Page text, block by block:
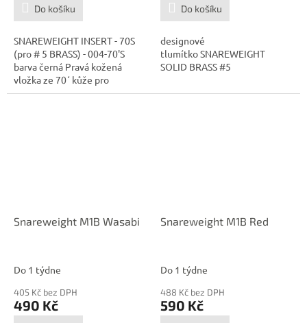
Do košíku
SNAREWEIGHT INSERT - 70S
(pro # 5 BRASS) - 004-70'S
barva černá Pravá kožená
vložka ze 70´ kůže pro ​​
Snareweight...
Do košíku
designové
tlumítko SNAREWEIGHT
SOLID BRASS #5
Snareweight M1B Wasabi
Do 1 týdne
405 Kč bez DPH
490 Kč
Snareweight M1B Red
Do 1 týdne
488 Kč bez DPH
590 Kč